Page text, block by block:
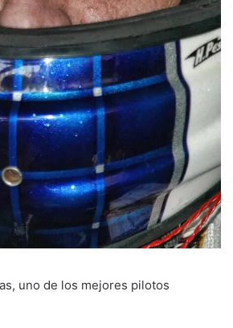
uno de los mejores pilotos